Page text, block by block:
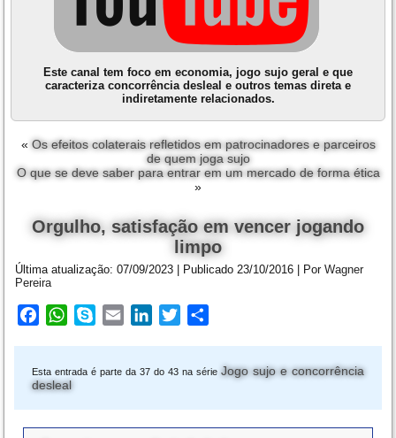
Este canal tem foco em economia, jogo sujo geral e que
caracteriza concorrência desleal e outros temas direta e
indiretamente relacionados.
« Os efeitos colaterais refletidos em patrocinadores e parceiros
de quem joga sujo
O que se deve saber para entrar em um mercado de forma ética
»
Orgulho, satisfação em vencer jogando
limpo
Última atualização: 07/09/2023 Publicado 23/10/2016 Por Wagner
Pereira
FacebookWhatsApp
Skype Email LinkedInTwitter
Esta entrada é parte da 37 do 43 na série Jogo sujo e concorrência
desleal